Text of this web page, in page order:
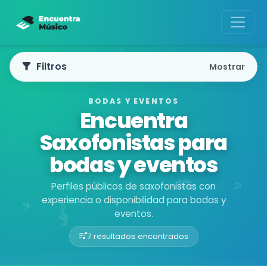
BODAS Y EVENTOS
Encuentra
Saxofonistas para
bodas y eventos
Perfiles públicos de saxofonistas con
experiencia o disponibilidad para bodas y
eventos.
7 resultados encontrados
Filtros Mostrar